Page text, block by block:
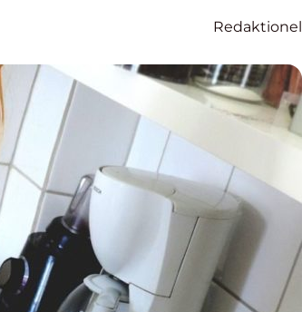
Redaktionel